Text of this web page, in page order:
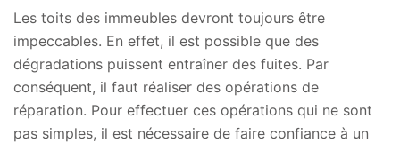
Les toits des immeubles devront toujours être
impeccables. En effet, il est possible que des
dégradations puissent entraîner des fuites. Par
conséquent, il faut réaliser des opérations de
réparation. Pour effectuer ces opérations qui ne sont
pas simples, il est nécessaire de faire confiance à un